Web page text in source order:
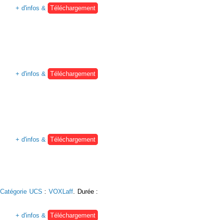
+ d'infos &
Téléchargement
+ d'infos &
Téléchargement
+ d'infos &
Téléchargement
Catégorie UCS : VOXLaff. Durée :
+ d'infos & Téléchargement